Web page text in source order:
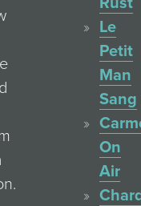
Le
Petit
Man
Sang
On
Air